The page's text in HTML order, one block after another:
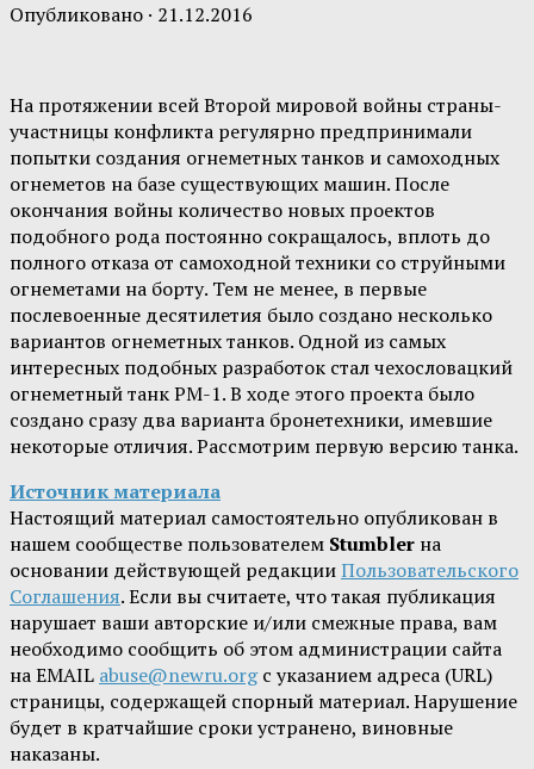
Опубликовано · 21.12.2016
На протяжении всей Второй мировой войны страны-
участницы конфликта регулярно предпринимали
попытки создания огнеметных танков и самоходных
огнеметов на базе существующих машин. После
окончания войны количество новых проектов
подобного рода постоянно сокращалось, вплоть до
полного отказа от самоходной техники со струйными
огнеметами на борту. Тем не менее, в первые
послевоенные десятилетия было создано несколько
вариантов огнеметных танков. Одной из самых
интересных подобных разработок стал чехословацкий
огнеметный танк PM-1. В ходе этого проекта было
создано сразу два варианта бронетехники, имевшие
некоторые отличия. Рассмотрим первую версию танка.
Источник материала
Настоящий материал самостоятельно опубликован в
нашем сообществе пользователем Stumbler на
основании действующей редакцииПользовательского
Соглашения. Если вы считаете, что такая публикация
нарушает ваши авторские и/или смежные права, вам
необходимо сообщить об этом администрации сайта
на EMAIL abuse@newru.orgс указанием адреса (URL)
страницы, содержащей спорный материал. Нарушение
будет в кратчайшие сроки устранено, виновные
наказаны.